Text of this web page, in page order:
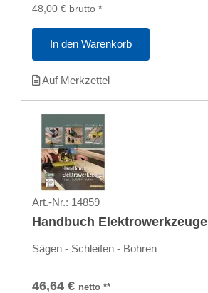
48,00 € brutto *
In den Warenkorb
Auf Merkzettel
Art.-Nr.: 14859
Handbuch Elektrowerkzeuge
Sägen - Schleifen - Bohren
46,64 € netto **